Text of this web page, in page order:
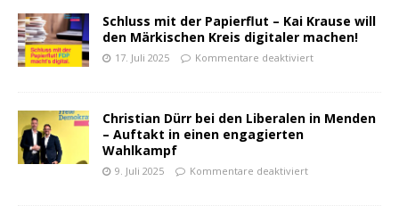
Schluss mit der Papierflut – Kai Krause will
den Märkischen Kreis digitaler machen!
17. Juli 2025 Kommentare deaktiviert
Christian Dürr bei den Liberalen in Menden
– Auftakt in einen engagierten
Wahlkampf
9. Juli 2025 Kommentare deaktiviert